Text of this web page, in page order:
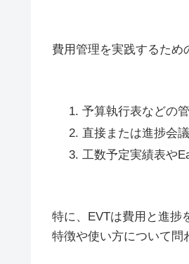
費用管理を実践するため
予算執行表などの
直接または進捗会
工数予定実績表や
特に、EVTは費用と進捗
特徴や使い方について問